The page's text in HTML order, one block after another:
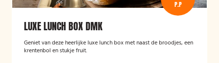
P.P
LUXE LUNCH BOX DMK
Geniet van deze heerlijke luxe lunch box met naast de broodjes, een
krentenbol en stukje fruit.